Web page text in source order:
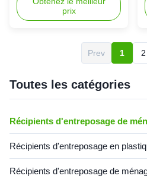
l'humidité renforcé de mur de
boîte de rangement de
de multi-acier 2, doubles
tirettes de tissu de haute
fermeture douce, ...
prix
Prev 1 2
Toutes les catégories
Récipients d'entreposage de
Récipients d'entreposage en
Récipients d'entreposage de